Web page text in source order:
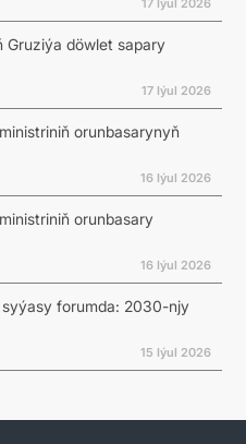
17 Iýul 2026
Gruziýa döwlet sapary
17 Iýul 2026
orunbasarynyň
16 Iýul 2026
orunbasary
16 Iýul 2026
forumda: 2030-njy
15 Iýul 2026